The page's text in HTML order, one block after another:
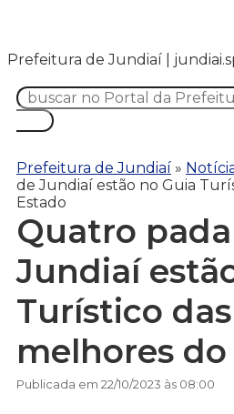
Prefeitura de Jundiaí |
Prefeitura de Jundiaí »
de Jundiaí estão no Guia
Estado
Quatro
Jundiaí
Turístico das
melhores
Publicada em 22/10/2023 às 08:00